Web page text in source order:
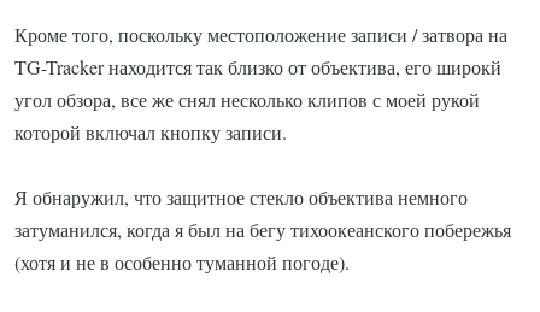
Кроме того, поскольку местоположение записи / затвора на
TG-Tracker находится так близко от объектива, его широкй
угол обзора, все же снял несколько клипов с моей рукой
которой включал кнопку записи.
Я обнаружил, что защитное стекло объектива немного
затуманился, когда я был на бегу тихоокеанского побережья
(хотя и не в особенно туманной погоде).